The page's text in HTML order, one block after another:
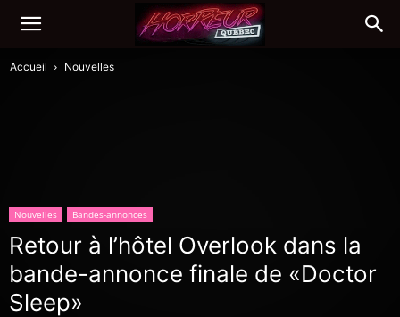
Accueil Nouvelles
Nouvelles Bandes-annonces
Retour à l’hôtel Overlook dans la
bande-annonce finale de «Doctor
Sleep»